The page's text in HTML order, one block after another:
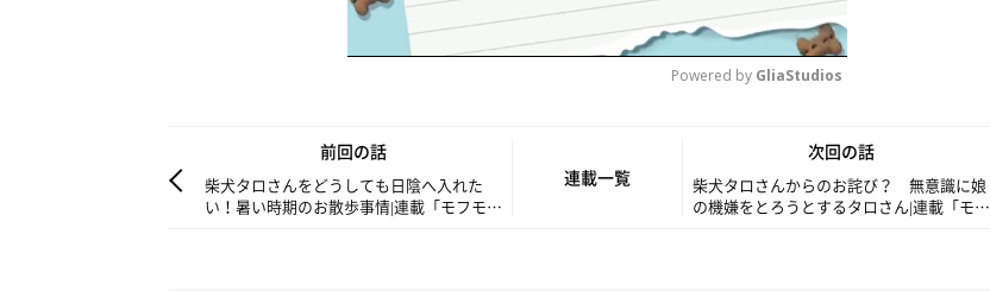
u
t
Powered by GliaStudios
前回の話
柴犬タロさんをどうしても日陰へ入れた
い！暑い時期のお散歩事情|連載「モフモフ
連載一覧
次回の話
柴犬タロさんからのお詫び？ 無意識に娘
の機嫌をとろうとするタロさん|連載「モフ